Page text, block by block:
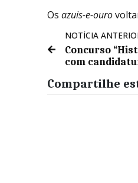
Os azuis-e-ouro
NOTÍCIA
Concurso
com
Compartilhe